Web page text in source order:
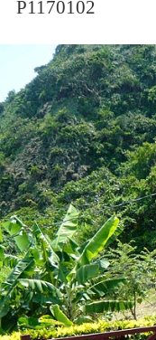
P1170102